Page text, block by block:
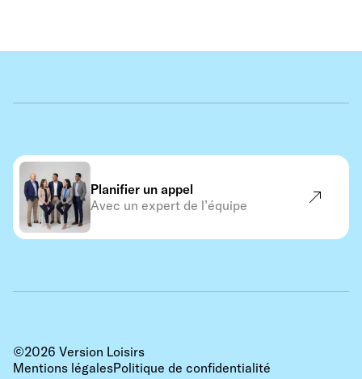
Planifier un appel
Avec un expert de l’équipe
©2026 Version Loisirs
Mentions légalesPolitique de confidentialité